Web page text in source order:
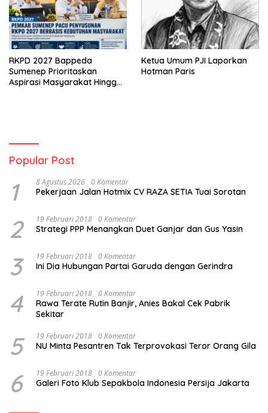
RKPD 2027 Bappeda
Sumenep Prioritaskan
Aspirasi Masyarakat Hingga
Ketua Umum PJI Laporkan
Hotman Paris
Popular Post
1 8 Agustus 2026 0 Komentar
Pekerjaan Jalan Hotmix CV RAZA SETIA Tuai Sorotan
2 19 Februari 2018 0 Komentar
Strategi PPP Menangkan Duet Ganjar dan Gus Yasin
3 19 Februari 2018 0 Komentar
Ini Dia Hubungan Partai Garuda dengan Gerindra
4 19 Februari 2018 0 Komentar
Rawa Terate Rutin Banjir, Anies Bakal Cek Pabrik
Sekitar
5 19 Februari 2018 0 Komentar
NU Minta Pesantren Tak Terprovokasi Teror Orang Gila
6 19 Februari 2018 0 Komentar
Galeri Foto Klub Sepakbola Indonesia Persija Jakarta